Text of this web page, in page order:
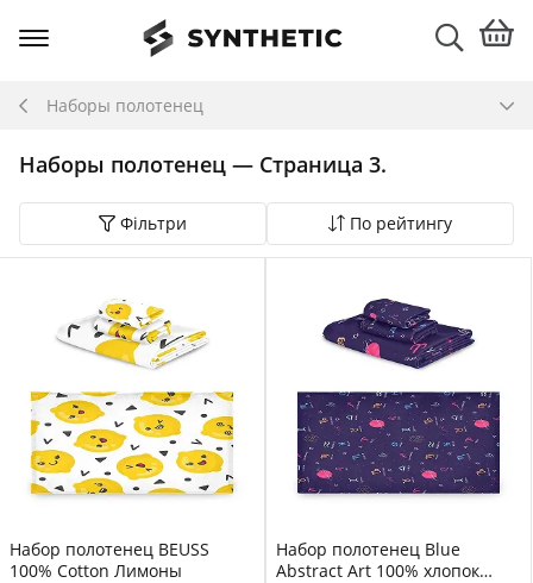
Наборы полотенец
Наборы полотенец — Страница 3.
Фільтри По рейтингу
Набор полотенец BEUSS
100% Cotton Лимоны
Набор полотенец Blue
Abstract Art 100% хлопок